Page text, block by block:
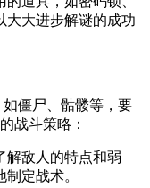
大大进步解谜的成功
僵尸、骷髅等，要
战斗策略：
解敌人的特点和弱
定战术。